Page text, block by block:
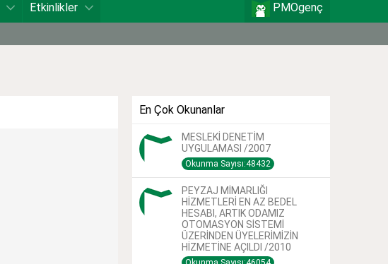
Etkinlikler PMOgenç
En Çok Okunanlar
MESLEKİ DENETİM
UYGULAMASI /2007
Okunma Sayısı:48432
PEYZAJ MİMARLIĞI
HİZMETLERİ EN AZ BEDEL
HESABI, ARTIK ODAMIZ
OTOMASYON SİSTEMİ
ÜZERİNDEN ÜYELERİMİZİN
HİZMETİNE AÇILDI /2010